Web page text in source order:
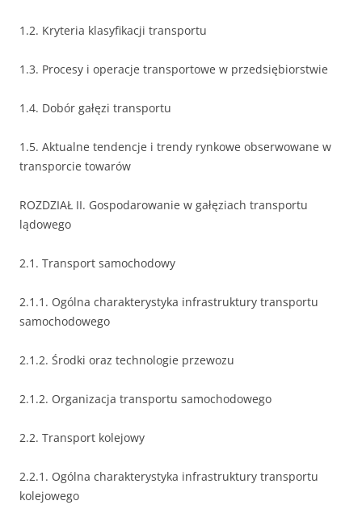
1.2. Kryteria klasyfikacji transportu
1.3. Procesy i operacje transportowe w przedsiębiorstwie
1.4. Dobór gałęzi transportu
1.5. Aktualne tendencje i trendy rynkowe obserwowane w
transporcie towarów
ROZDZIAŁ II. Gospodarowanie w gałęziach transportu
lądowego
2.1. Transport samochodowy
2.1.1. Ogólna charakterystyka infrastruktury transportu
samochodowego
2.1.2. Środki oraz technologie przewozu
2.1.2. Organizacja transportu samochodowego
2.2. Transport kolejowy
2.2.1. Ogólna charakterystyka infrastruktury transportu
kolejowego